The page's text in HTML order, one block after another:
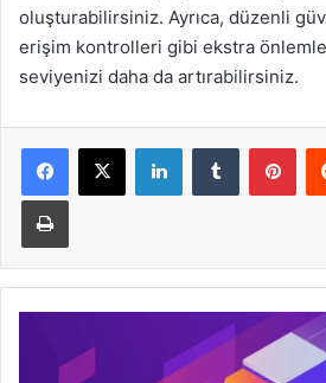
oluşturabilirsiniz. Ayrıca, düzenli
erişim kontrolleri gibi ekstra
seviyenizi daha da artırabilirsiniz.
LinkedInTumblr
Yazdır